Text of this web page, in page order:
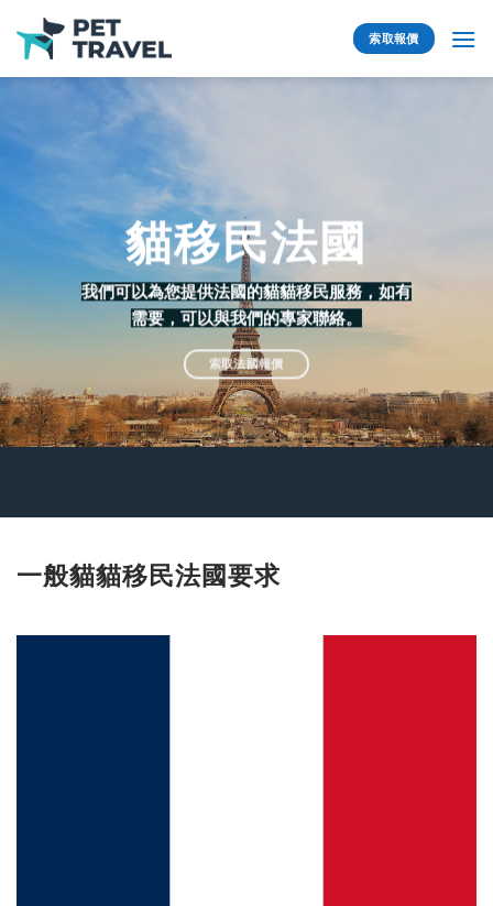
索取報價
貓移民法國
我們可以為您提供法國的貓貓移民服務，如有
需要，可以與我們的專家聯絡。
索取法國報價
一般貓貓移民法國要求